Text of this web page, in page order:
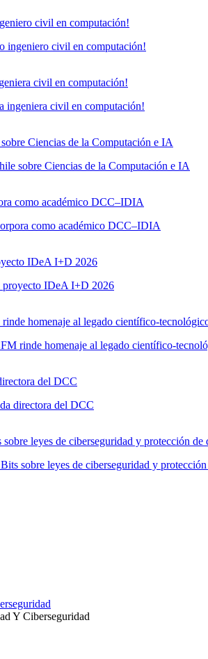
ingeniero civil en computación!
ingeniera civil en computación!
sobre Ciencias de la Computación e IA
como académico DCC–IDIA
proyecto IDeA I+D 2026
rinde homenaje al legado científico-
directora del DCC
sobre leyes de ciberseguridad y protección
Y Ciberseguridad